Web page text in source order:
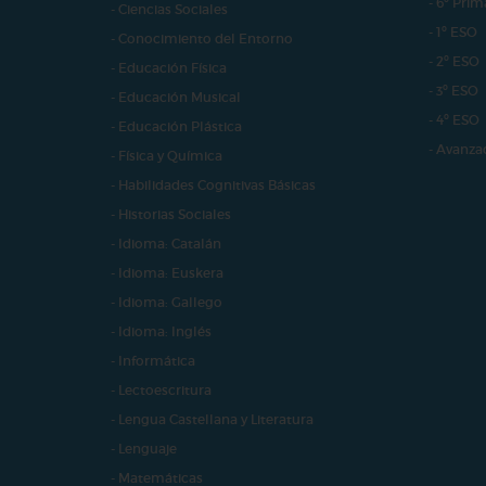
- Ciencias Sociales
- Conocimiento del Entorno
- Educación Física
- Educación Musical
- Educación Plástica
- Física y Química
- Habilidades Cognitivas Básicas
- Historias Sociales
- Idioma: Catalán
- Idioma: Euskera
- Idioma: Gallego
- Idioma: Inglés
- Informática
- Lectoescritura
- Lengua Castellana y Literatura
- Lenguaje
- Matemáticas
- 1º ESO
- 2º ESO
- 3º ESO
- 4º ESO
-